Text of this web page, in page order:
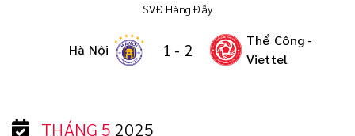
SVĐ Hàng Đẫy
Hà Nội 1 - 2
Thể Công -
Viettel
THÁNG 5 2025